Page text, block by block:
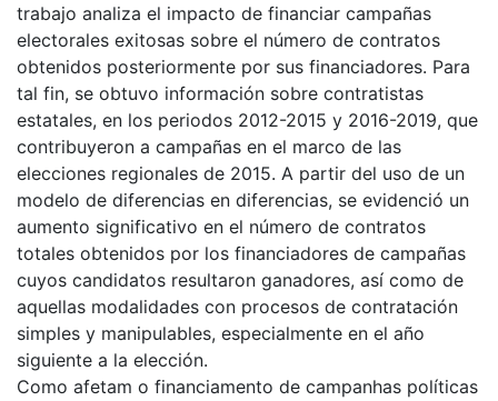
trabajo analiza el impacto de financiar campañas
electorales exitosas sobre el número de contratos
obtenidos posteriormente por sus financiadores. Para
tal fin, se obtuvo información sobre contratistas
estatales, en los periodos 2012-2015 y 2016-2019, que
contribuyeron a campañas en el marco de las
elecciones regionales de 2015. A partir del uso de un
modelo de diferencias en diferencias, se evidenció un
aumento significativo en el número de contratos
totales obtenidos por los financiadores de campañas
cuyos candidatos resultaron ganadores, así como de
aquellas modalidades con procesos de contratación
simples y manipulables, especialmente en el año
siguiente a la elección.
Como afetam o financiamento de campanhas políticas